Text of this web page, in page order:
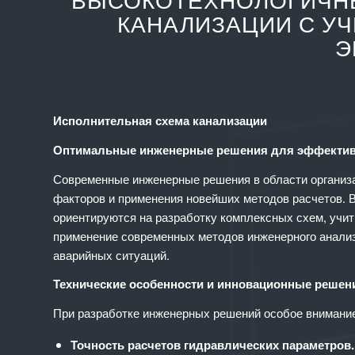
КАНАЛИЗАЦИИ С
Исполнительная схема канализации
Оптимальные инженерные решения для
Современные инженерные решения в области
факторов и применения новейших методов
ориентируются на разработку комплексных схем,
применение современных методов инженерного
аварийных ситуаций.
Технические особенности и инновационные
При разработке инженерных решений особое
Точность расчетов гидравлических параметров.